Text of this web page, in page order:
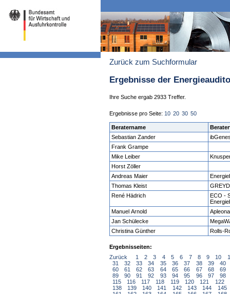
Zurück zum Suchformular
Ergebnisse der
Ihre Suche ergab 2933 Treffer.
Ergebnisse pro Seite: 10 20 30 50
Beratername
Sebastian Zander
Frank Grampe
Mike Leiber
Horst Zöller
Andreas Maier
Thomas Kleist
René Hädrich
ECO -
Manuel Arnold
Jan Schülecke
Christina Günther
Rolls-
Ergebnisseiten:
Zurück
1 2 3 4 5 6 7 8 9 10
31
32 33 34 35 36 37 38 39
40
60
61 62 63 64 65 66 67 68
69
89
90 91 92 93 94 95 96 97
98
115
116 117 118 119 120 121 122
138
139 140 141 142 143 144
145